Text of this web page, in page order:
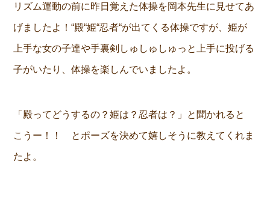
リズム運動の前に昨日覚えた体操を岡本先生に見せてあ
げましたよ！“殿“姫“忍者“が出てくる体操ですが、姫が
上手な女の子達や手裏剣しゅしゅしゅっと上手に投げる
子がいたり、体操を楽しんでいましたよ。
「殿ってどうするの？姫は？忍者は？」と聞かれると
こうー！！ とポーズを決めて嬉しそうに教えてくれま
たよ。